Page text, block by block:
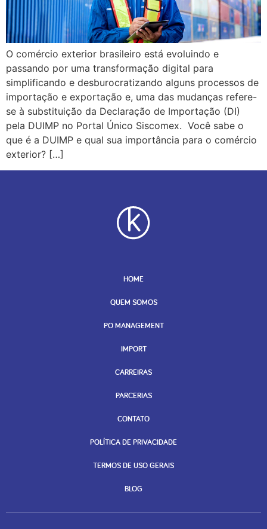
O comércio exterior brasileiro está evoluindo e
passando por uma transformação digital para
simplificando e desburocratizando alguns processos de
importação e exportação e, uma das mudanças refere-
se à substituição da Declaração de Importação (DI)
pela DUIMP no Portal Único Siscomex. Você sabe o
que é a DUIMP e qual sua importância para o comércio
exterior? […]
HOME
QUEM SOMOS
PO MANAGEMENT
IMPORT
CARREIRAS
PARCERIAS
CONTATO
POLÍTICA DE PRIVACIDADE
TERMOS DE USO GERAIS
BLOG